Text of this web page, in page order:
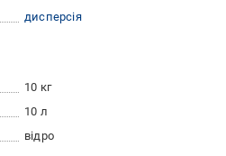
дисперсія
10 кг
10 л
відро